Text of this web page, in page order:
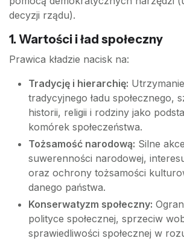
decyzji rządu).
1. Wartości i ład społeczny
Prawica kładzie nacisk na:
Tradycję i hierarchię:
tradycyjnego ładu społecznego,
historii, religii i rodziny jako
komórek społeczeństwa.
Tożsamość narodową: Silne
suwerenności narodowej,
oraz ochrony tożsamości
danego państwa.
Konserwatyzm społeczny:
polityce społecznej, sprzeciw
sprawiedliwości społecznej w